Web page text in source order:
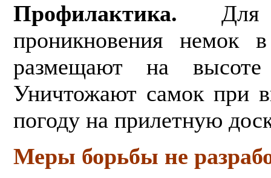
Профилактика. Для
проникновения немок
размещают на
Уничтожают самок при
погоду на прилетную
Меры борьбы не